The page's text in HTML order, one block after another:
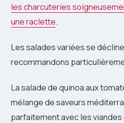
les charcuteries
une raclette.
Les salades variées se
recommandons
La salade de quinoa aux
mélange de saveurs
parfaitement avec les